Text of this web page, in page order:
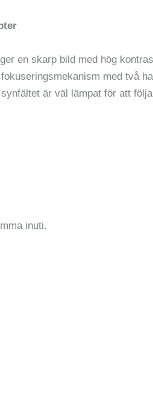
en skarp bild med hög
med två
är väl lämpat för att
inuti.